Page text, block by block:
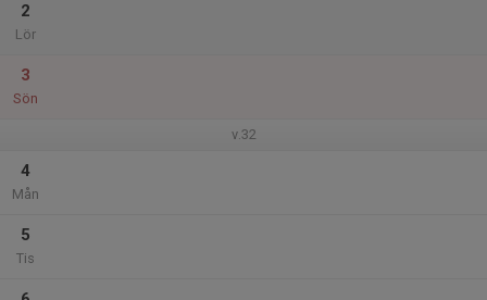
2
Lör
3
Sön
v.32
4
Mån
5
Tis